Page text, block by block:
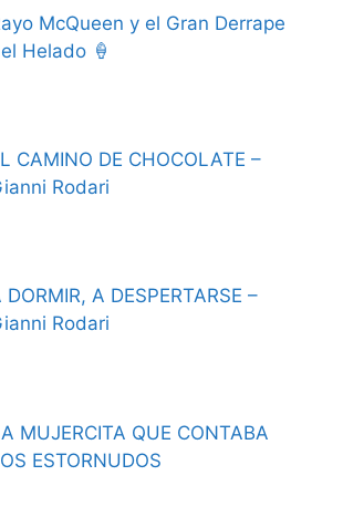
McQueen y el Gran Derrape
Helado 🍦
CAMINO DE CHOCOLATE –
Rodari
DORMIR, A DESPERTARSE –
Rodari
MUJERCITA QUE CONTABA
ESTORNUDOS